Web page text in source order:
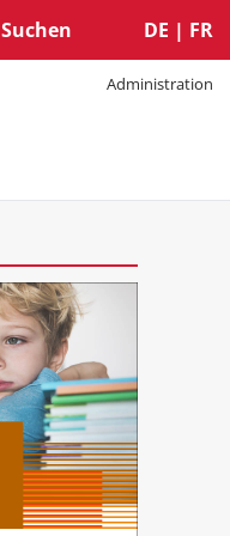
Administration
DE | FR
Suchen